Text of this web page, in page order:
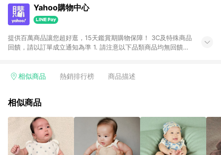
Yahoo購物中心
提供百萬商品讓您超好逛，15天鑑賞期購物保障！ 3C及特殊商品
回饋，請以訂單成立通知為準 1. 請注意以下品類商品均無回饋：
電玩/遊戲/相機/單眼/鏡頭/拍立得 [2024/6/1起適用] -內接硬
的購回饋活動享Yahoo超贈點回饋者 - 購物中心商店之商品：商
3. 訂單回饋金額將扣除運費/購物金/超贈點/福利金/紅利折抵/折
價券等虛擬貨幣折抵 4. 大宗採購或批發轉賣不具回饋資格： 如
有相關事證認定您為大宗採購、批發轉賣而非最終消費使用者，
相關認定以Yahoo購物中心之認定為準
相似商品 熱銷排行榜 商品描述
相似商品